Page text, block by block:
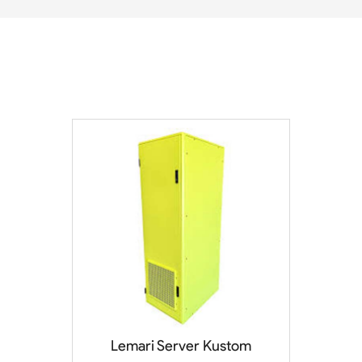
Lemari Server Kustom